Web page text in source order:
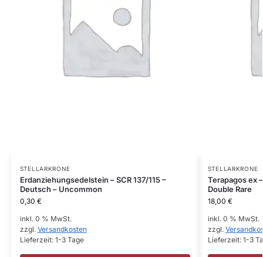
STELLARKRONE
Erdanziehungsedelstein – SCR 137/115 –
Deutsch – Uncommon
0,30 €
inkl. 0 % MwSt.
zzgl. Versandkosten
Lieferzeit: 1-3 Tage
STELLARKRONE
Terapagos ex
Double Rare
18,00 €
inkl. 0 % MwSt.
zzgl.
Lieferzeit: 1-3